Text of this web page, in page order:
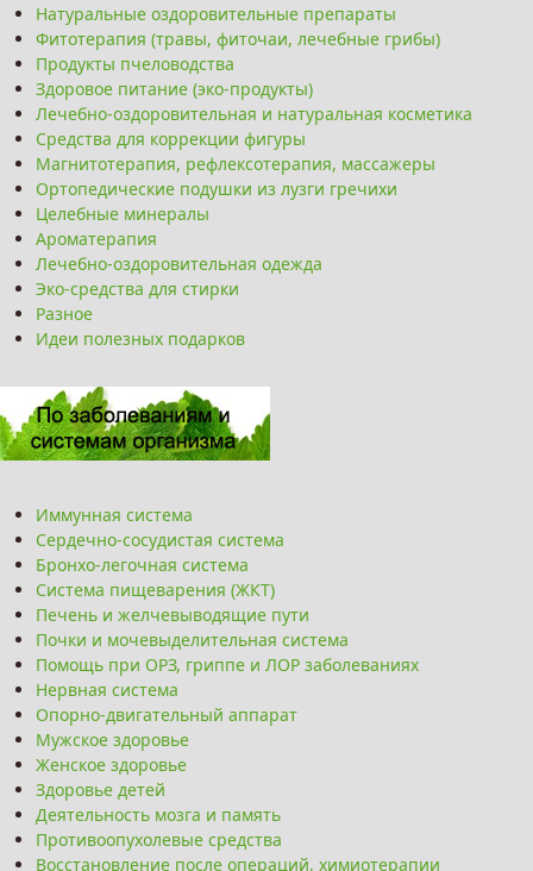
Натуральные оздоровительные препараты
Фитотерапия (травы, фиточаи, лечебные грибы)
Продукты пчеловодства
Здоровое питание (эко-продукты)
Лечебно-оздоровительная и натуральная косметика
Средства для коррекции фигуры
Магнитотерапия, рефлексотерапия, массажеры
Ортопедические подушки из лузги гречихи
Целебные минералы
Ароматерапия
Лечебно-оздоровительная одежда
Эко-средства для стирки
Разное
Идеи полезных подарков
Иммунная система
Сердечно-сосудистая система
Бронхо-легочная система
Система пищеварения (ЖКТ)
Печень и желчевыводящие пути
Почки и мочевыделительная система
Помощь при ОРЗ, гриппе и ЛОР заболеваниях
Нервная система
Опорно-двигательный аппарат
Мужское здоровье
Женское здоровье
Здоровье детей
Деятельность мозга и память
Противоопухолевые средства
Восстановление после операций, химиотерапии